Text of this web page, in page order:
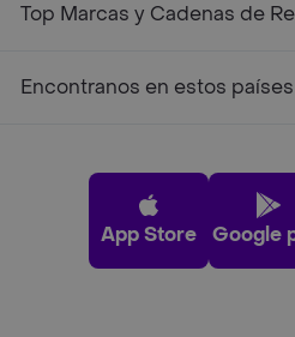
Top Marcas y Cadenas de
Encontranos en estos países
App Store Google